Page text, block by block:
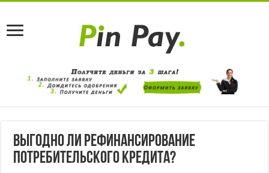
Выгодно ли рефинансирование
потребительского кредита?